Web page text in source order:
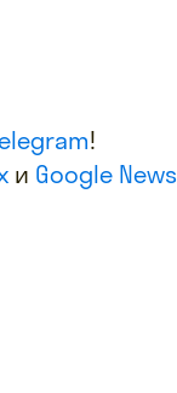
!
и Google News